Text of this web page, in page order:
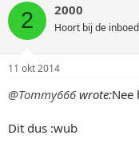
2 2000
Hoort bij de
11 okt 2014
@Tommy666 wrote:Nee
Dit dus :wub